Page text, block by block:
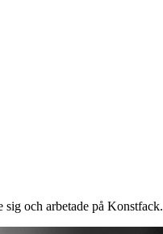
och arbetade på Konstfack.